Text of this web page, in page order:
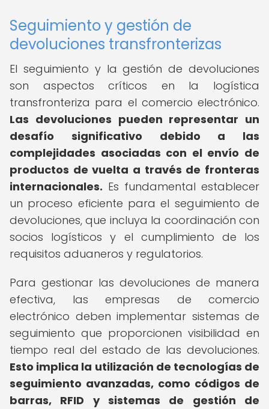
Seguimiento y gestión de
devoluciones transfronterizas
El seguimiento y la gestión de devoluciones
son aspectos críticos en la logística
transfronteriza para el comercio electrónico.
Las devoluciones pueden representar un
desafío significativo debido a las
complejidades asociadas con el envío de
productos de vuelta a través de fronteras
internacionales. Es fundamental establecer
un proceso eficiente para el seguimiento de
devoluciones, que incluya la coordinación con
socios logísticos y el cumplimiento de los
requisitos aduaneros y regulatorios.
Para gestionar las devoluciones de manera
efectiva, las empresas de comercio
electrónico deben implementar sistemas de
seguimiento que proporcionen visibilidad en
tiempo real del estado de las devoluciones.
Esto implica la utilización de tecnologías de
seguimiento avanzadas, como códigos de
barras, RFID y sistemas de gestión de